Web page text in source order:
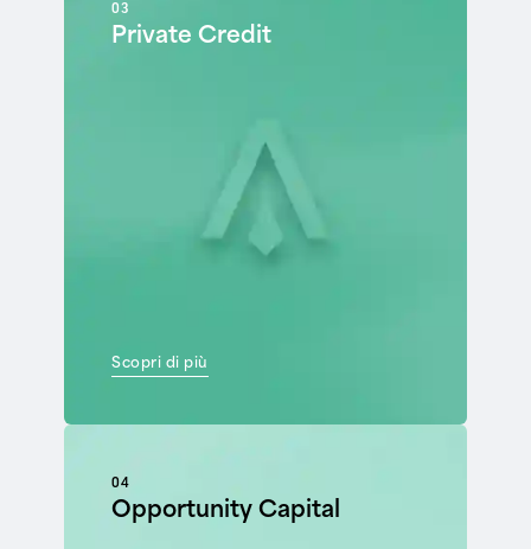
03
Private Credit
Scopri di più
04
Opportunity Capital